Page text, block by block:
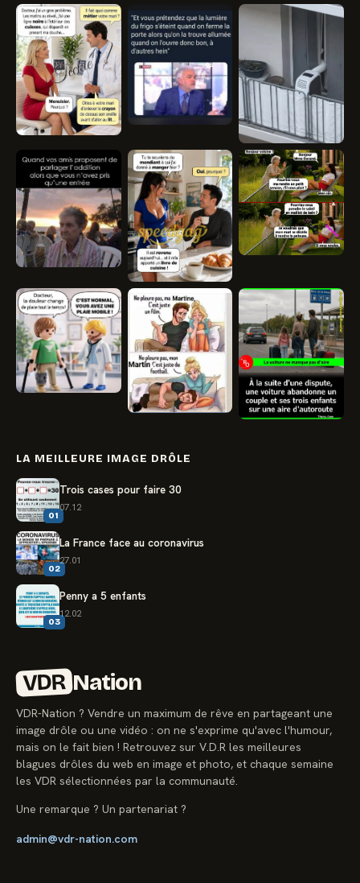
LA MEILLEURE IMAGE DRÔLE
01
Trois cases pour faire 30
07.12
02
La France face au coronavirus
27.01
03
Penny a 5 enfants
12.02
VDR Nation
VDR-Nation ? Vendre un maximum de rêve en partageant une
image drôle ou une vidéo : on ne s'exprime qu'avec l'humour,
mais on le fait bien ! Retrouvez sur V.D.R les meilleures
blagues drôles du web en image et photo, et chaque semaine
les VDR sélectionnées par la communauté.
Une remarque ? Un partenariat ?
admin@vdr-nation.com